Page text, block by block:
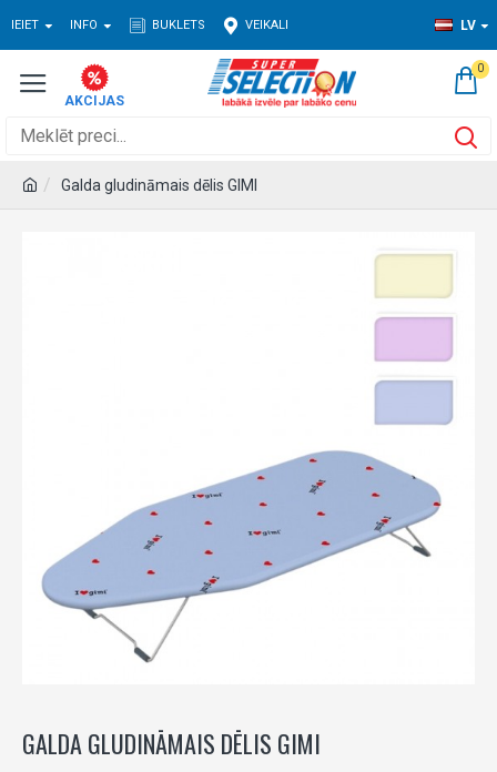
IEIET INFO BUKLETS VEIKALI LV
0
Galda gludināmais dēlis GIMI
GALDA GLUDINĀMAIS DĒLIS GIMI